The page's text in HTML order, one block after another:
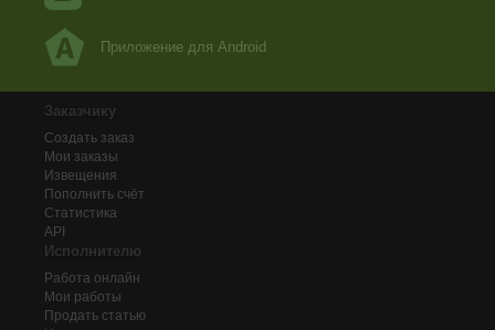
Приложение для Android
Заказчику
Создать заказ
Мои заказы
Извещения
Пополнить счёт
Статистика
API
Исполнителю
Работа онлайн
Мои работы
Продать статью